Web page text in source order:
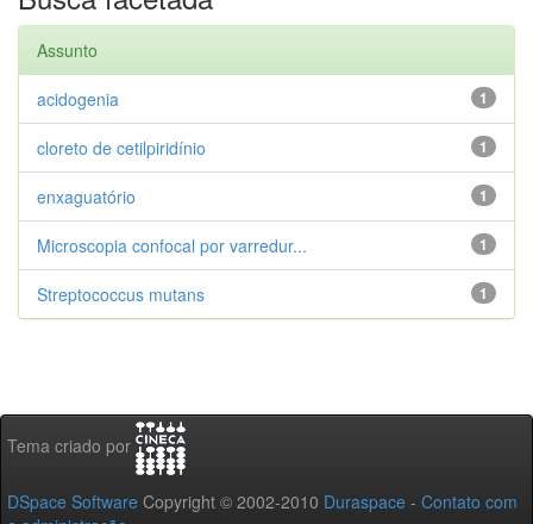
Assunto
1
acidogenia
1
cloreto de cetilpiridínio
1
enxaguatório
1
Microscopia confocal por varredur...
1
Streptococcus mutans
Tema criado por
DSpace Software Copyright © 2002-2010 Duraspace - Contato com